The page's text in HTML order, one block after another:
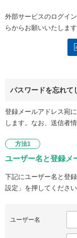
外部サービスのログイ
らからお願いいたします
パスワードを忘れて
登録メールアドレス宛
します。なお、送信者
方法1
ユーザー名と登録メ
下記にユーザー名と登
設定」を押してください
ユーザー名